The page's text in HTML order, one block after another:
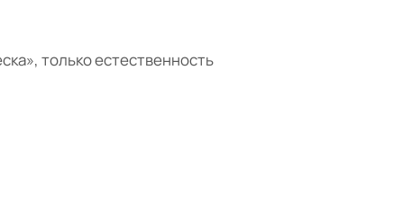
только естественность